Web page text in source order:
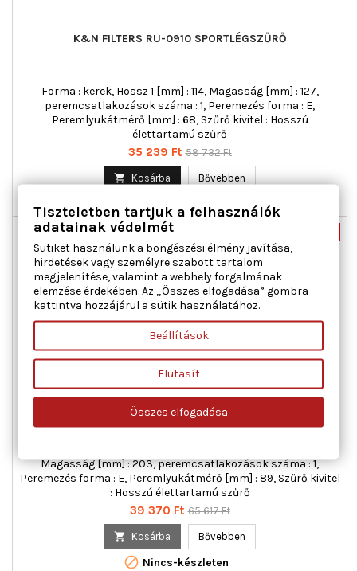
K&N FILTERS RU-0910 SPORTLÉGSZŰRŐ
Forma : kerek, Hossz 1 [mm] : 114, Magasság [mm] : 127,
peremcsatlakozások száma : 1, Peremezés forma : E,
Peremlyukátmérő [mm] : 68, Szűrő kivitel : Hosszú
élettartamú szűrő
Ár
35 239 Ft Normál
58 732 Ft
 Kosárba Bővebben
Utolsó tételek a raktáron
Nincs-készleten
Akciós!
K&N FILTERS RU-1045 SPORTLÉGSZŰRŐ
Magasság [mm] : 203, peremcsatlakozások száma : 1,
Peremezés forma : E, Peremlyukátmérő [mm] : 89, Szűrő kivitel
: Hosszú élettartamú szűrő
Ár
39 370 Ft Normál
65 617 Ft
 Kosárba Bővebben
 Nincs-készleten
Tiszteletben tartjuk a felhasználók
adatainak védelmét
Sütiket használunk a böngészési élmény javítása,
hirdetések vagy személyre szabott tartalom
megjelenítése, valamint a webhely forgalmának
elemzése érdekében. Az „Összes elfogadása” gombra
kattintva hozzájárul a sütik használatához.
Beállítások
Elutasít
Összes elfogadása